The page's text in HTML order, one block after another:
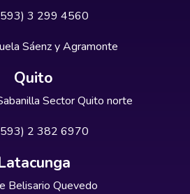
3 299 4560
Sáenz y Agramonte
Quito
Sector Quito norte
2 382 6970
Belisario Quevedo